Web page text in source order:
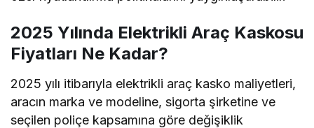
2025 Yılında Elektrikli Araç Kaskosu
Fiyatları Ne Kadar?
2025 yılı itibarıyla elektrikli araç kasko maliyetleri,
aracın marka ve modeline, sigorta şirketine ve
seçilen poliçe kapsamına göre değişiklik